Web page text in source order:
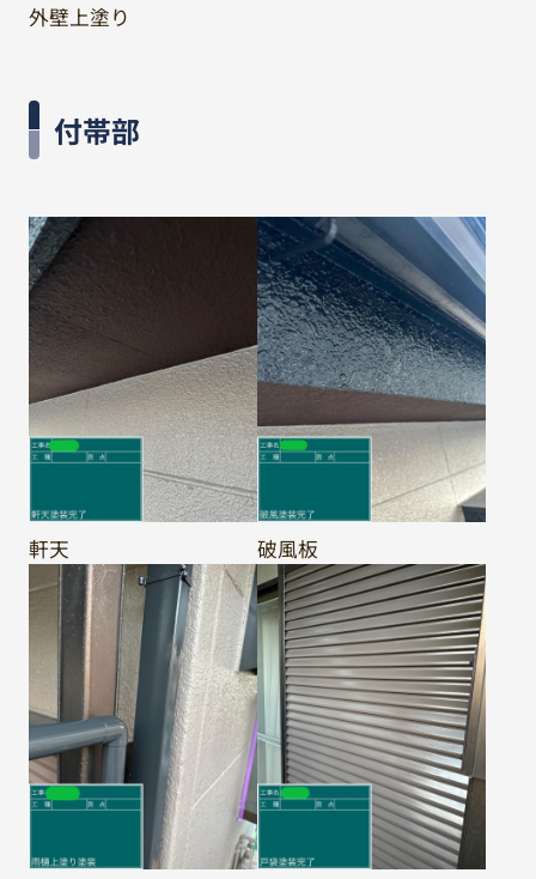
外壁上塗り
付帯部
軒天 破風板